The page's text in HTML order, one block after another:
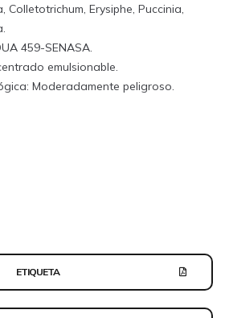
Colletotrichum, Erysiphe, Puccinia,
459-SENASA.
emulsionable.
Moderadamente peligroso.
ETIQUETA